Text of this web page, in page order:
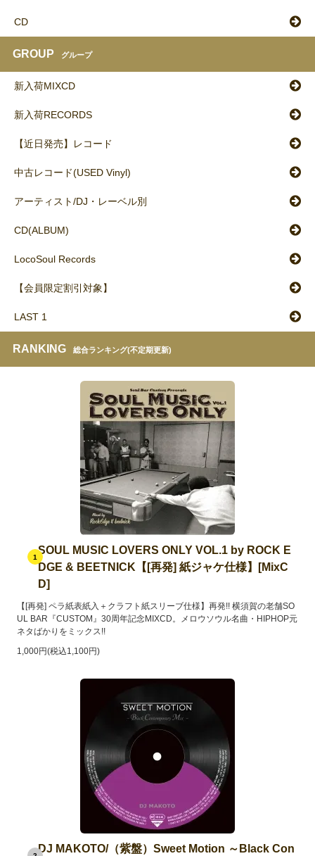
CD
GROUP グループ
新入荷MIXCD
新入荷RECORDS
【近日発売】レコード
中古レコード(USED Vinyl)
アーティスト/DJ・レーベル別
CD(ALBUM)
LocoSoul Records
【会員限定割引対象】
LAST 1
RANKING 総合ランキング(不定期更新)
1
SOUL MUSIC LOVERS ONLY VOL.1 by ROCK E
DGE & BEETNICK【[再発] 紙ジャケ仕様】[MixC
D]
【[再発] ペラ紙表紙入＋クラフト紙スリーブ仕様】再発!! 横須賀の老舗SO
UL BAR『CUSTOM』30周年記念MIXCD。メロウソウル名曲・HIPHOP元
ネタばかりをミックス!!
1,000円(税込1,100円)
DJ MAKOTO/（紫盤）Sweet Motion ～Black Con